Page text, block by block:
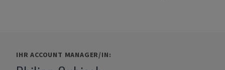
IHR ACCOUNT MANAGER/IN: